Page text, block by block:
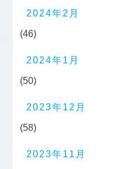
2024年2月
(46)
2024年1月
(50)
2023年12月
(58)
2023年11月